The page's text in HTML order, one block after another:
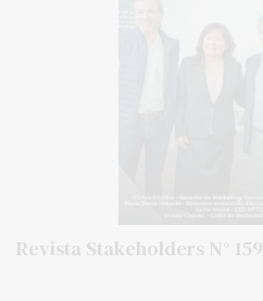
Revista Stakeholders N° 159